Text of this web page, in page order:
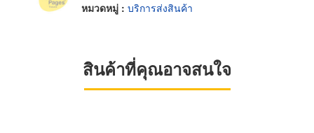
หมวดหมู่ : บริการส่งสินค้า
สินค้าที่คุณอาจสนใจ